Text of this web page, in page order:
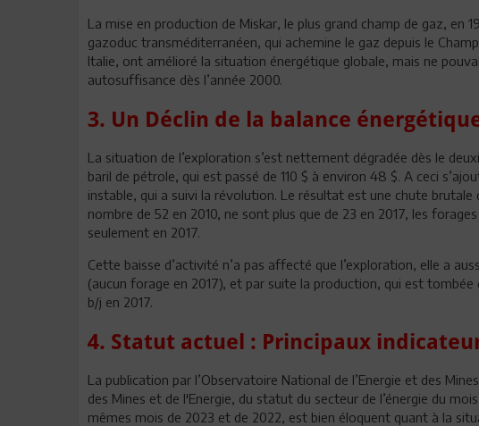
La mise en production de Miskar, le plus grand champ de gaz, en
gazoduc transméditerranéen, qui achemine le gaz depuis le Champ
Italie, ont amélioré la situation énergétique globale, mais ne
autosuffisance dès l’année 2000.
3. Un Déclin de la balance
La situation de l’exploration s’est nettement dégradée dès le
baril de pétrole, qui est passé de 110 $ à environ 48 $. A ceci
instable, qui a suivi la révolution. Le résultat est une chute brutale
nombre de 52 en 2010, ne sont plus que de 23 en 2017, les
seulement en 2017.
Cette baisse d’activité n’a pas affecté que l’exploration, elle a
(aucun forage en 2017), et par suite la production, qui est
b/j en 2017.
4. Statut actuel : Principaux
La publication par l’Observatoire National de l’Energie et des
des Mines et de l'Energie, du statut du secteur de l’énergie du
mêmes mois de 2023 et de 2022, est bien éloquent quant à la